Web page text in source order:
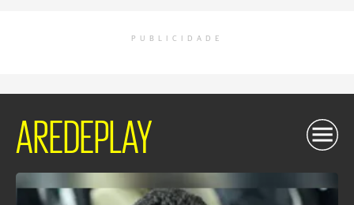
PUBLICIDADE
AREDEPLAY